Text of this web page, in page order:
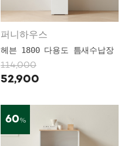
퍼니하우스
헤븐 1800 다용도 틈새수납장
114,000
52,900
60%